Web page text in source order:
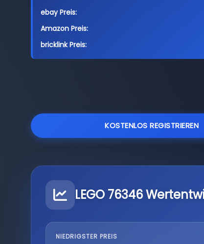
ebay Preis:
Amazon Preis:
bricklink Preis:
KOSTENLOS REGISTRIEREN
LEGO 76346
NIEDRIGSTER PREIS